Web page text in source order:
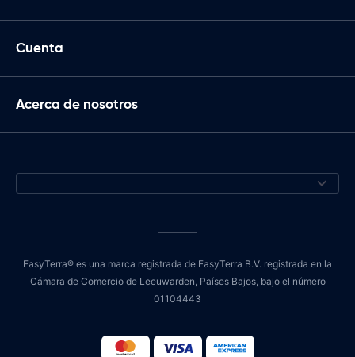
Cuenta
Acerca de nosotros
EasyTerra® es una marca registrada de EasyTerra B.V. registrada en la
Cámara de Comercio de Leeuwarden, Países Bajos, bajo el número
01104443